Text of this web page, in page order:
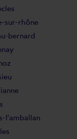
sur-rhône
bernard
l'amballan